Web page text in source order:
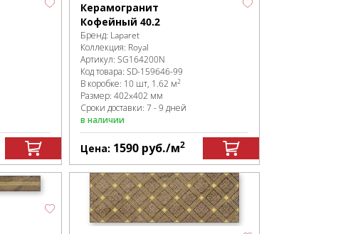
Керамогранит
Кофейный 40.2
Бренд: Laparet
Коллекция: Royal
Артикул: SG164200N
Код товара: SD-159646-99
В коробке: 10 шт, 1.62 м2
Размер: 402x402 мм
Сроки доставки: 7 - 9 дней
в наличии
Цена: 1590 руб./м2